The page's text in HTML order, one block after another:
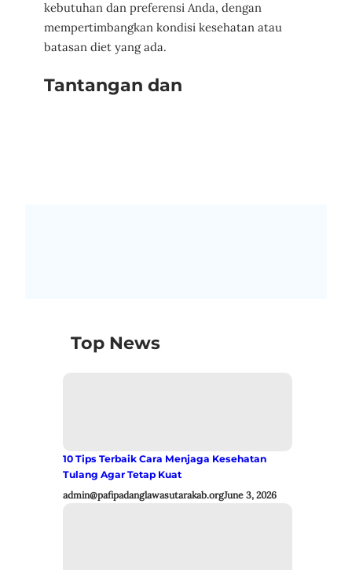
kebutuhan dan preferensi Anda, dengan
mempertimbangkan kondisi kesehatan atau
batasan diet yang ada.
Tantangan dan
Top News
10 Tips Terbaik Cara Menjaga Kesehatan
Tulang Agar Tetap Kuat
admin@pafipadanglawasutarakab.orgJune 3, 2026